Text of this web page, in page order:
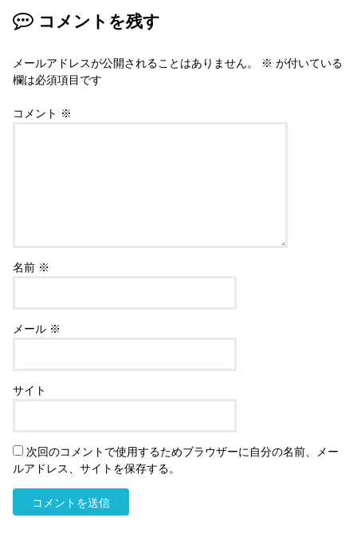
コメントを残す
メールアドレスが公開されることはありません。 ※ が付いている
欄は必須項目です
コメント ※
名前 ※
メール ※
サイト
次回のコメントで使用するためブラウザーに自分の名前、メー
ルアドレス、サイトを保存する。